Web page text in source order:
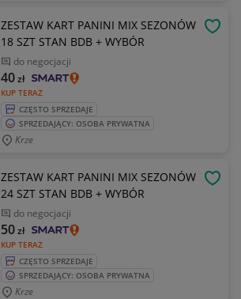
ZESTAW KART PANINI MIX SEZONÓW
18 SZT STAN BDB + WYBÓR
do negocjacji
KUP TERAZ
40zł
CZĘSTO SPRZEDAJE
SPRZEDAJĄCY: OSOBA PRYWATNA
Krze
ZESTAW KART PANINI MIX SEZONÓW
24 SZT STAN BDB + WYBÓR
do negocjacji
KUP TERAZ
50zł
CZĘSTO SPRZEDAJE
SPRZEDAJĄCY: OSOBA PRYWATNA
Krze